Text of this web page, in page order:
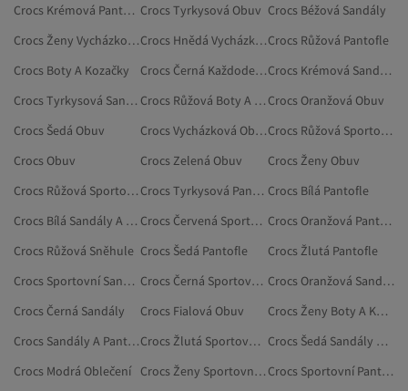
Crocs Krémová Pantofle Crocs Tyrkysová Obuv Crocs Béžová Sandály
Crocs Ženy Vycházková Obuv
Crocs Hnědá Vycházková ObuvCrocs Růžová Pantofle
Crocs Boty A Kozačky
Crocs Černá Každodenní Obuv
Crocs Krémová Sandály A Pantofle
Crocs Tyrkysová Sandály A Pantofle
Crocs Růžová Boty A Kozačky Crocs Oranžová Obuv
Crocs Šedá Obuv
Crocs Vycházková Obuv
Crocs Růžová Sportovní Sandály
Crocs Obuv
Crocs Zelená Obuv
Crocs Ženy Obuv
Crocs Růžová Sportovní Pantofle
Crocs Tyrkysová Pantofle Crocs Bílá Pantofle
Crocs Bílá Sandály A Pantofle
Crocs Červená Sportovní Pantofle
Crocs Oranžová Pantofle
Crocs Růžová Sněhule Crocs Šedá Pantofle
Crocs Žlutá Pantofle
Crocs Sportovní Sandály
Crocs Černá Sportovní Pantofle
Crocs Oranžová Sandály A Pantofle
Crocs Černá Sandály
Crocs Fialová Obuv
Crocs Ženy Boty A Kozačky
Crocs Sandály A Pantofle
Crocs Žlutá Sportovní Pantofle
Crocs Šedá Sandály A Pantofle
Crocs Modrá Oblečení
Crocs Ženy Sportovní Sandály
Crocs Sportovní Pantofle